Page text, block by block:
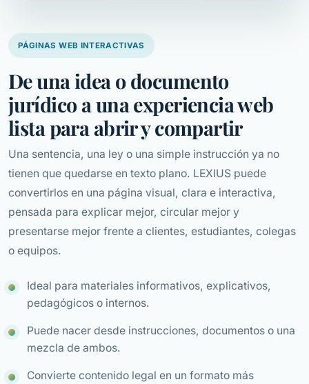
PÁGINAS WEB INTERACTIVAS
De una idea o documento
jurídico a una experiencia web
lista para abrir y compartir
Una sentencia, una ley o una simple instrucción ya no
tienen que quedarse en texto plano. LEXIUS puede
convertirlos en una página visual, clara e interactiva,
pensada para explicar mejor, circular mejor y
presentarse mejor frente a clientes, estudiantes, colegas
o equipos.
Ideal para materiales informativos, explicativos,
pedagógicos o internos.
Puede nacer desde instrucciones, documentos o una
mezcla de ambos.
Convierte contenido legal en un formato más